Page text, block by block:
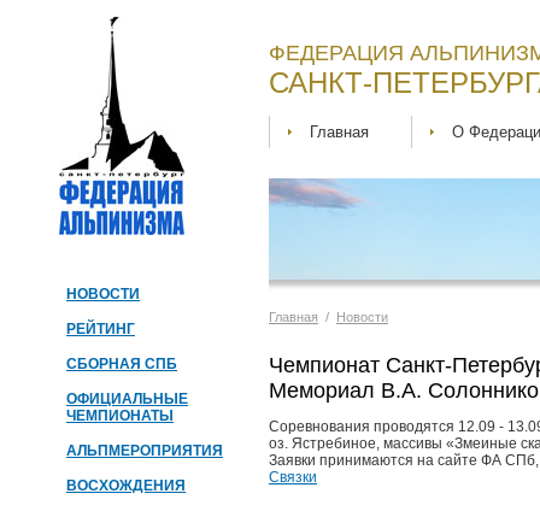
НОВОСТИ
РЕЙТИНГ
СБОРНАЯ СПБ
ОФИЦИАЛЬНЫЕ
ЧЕМПИОНАТЫ
АЛЬПМЕРОПРИЯТИЯ
ВОСХОЖДЕНИЯ
ФЕДЕРАЦИЯ
САНКТ-
Главная О
Главная / Новости
Чемпионат Санкт-
Мемориал В.А.
Соревнования проводятся 12.09 -
оз. Ястребиное, массивы «Змеиные
Заявки принимаются на сайте ФА СПб,
Связки